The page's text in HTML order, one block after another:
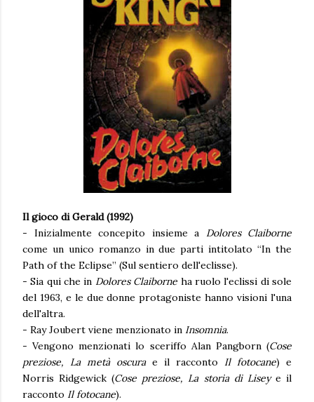
Il gioco di Gerald (1992)
- Inizialmente concepito insieme a Dolores Claiborne
come un unico romanzo in due parti intitolato “In the
Path of the Eclipse” (Sul sentiero dell'eclisse).
- Sia qui che in Dolores Claiborne ha ruolo l'eclissi di sole
del 1963, e le due donne protagoniste hanno visioni l'una
dell'altra.
- Ray Joubert viene menzionato in Insomnia.
- Vengono menzionati lo sceriffo Alan Pangborn (Cose
preziose, La metà oscura e il racconto Il fotocane) e
Norris Ridgewick (Cose preziose, La storia di Lisey e il
racconto Il fotocane).